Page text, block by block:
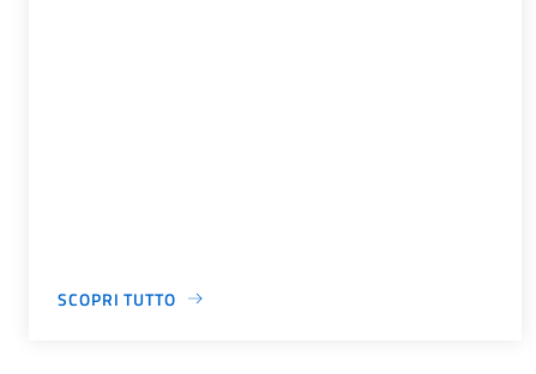
SCOPRI TUTTO